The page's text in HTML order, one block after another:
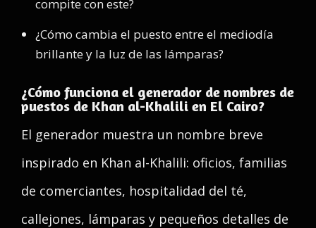
compite con este?
¿Cómo cambia el puesto entre el mediodía
brillante y la luz de las lámparas?
¿Cómo funciona el generador de nombres de
puestos de Khan al-Khalili en El Cairo?
El generador muestra un nombre breve
inspirado en Khan al-Khalili: oficios, familias
de comerciantes, hospitalidad del té,
callejones, lámparas y pequeños detalles de